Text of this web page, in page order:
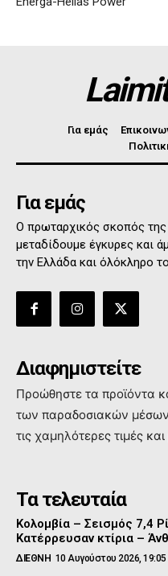
Για εμάς
Για εμάς
Ο πρωταρχικός σκοπός της
μεταδίδουμε έγκυρες και
την Ελλάδα και όλόκληρο
Διαφημιστείτε
Προώθηστε τα προϊόντα
των παραδοσιακών μέσων,
τις χαμηλότερες τιμές
Τα τελευταία
Κολομβία – Σεισμός 7,4
Κατέρρευσαν κτίρια –
ΔΙΕΘΝΗ 10 Αυγούστου 2026, 19:05